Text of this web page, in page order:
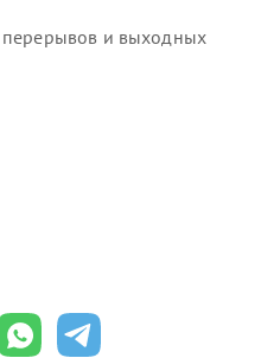
и выходных